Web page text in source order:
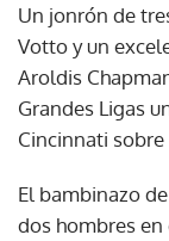
Un jonrón de
Votto y un
Aroldis
Grandes Ligas
Cincinnati sobre
El bambinazo
dos hombres